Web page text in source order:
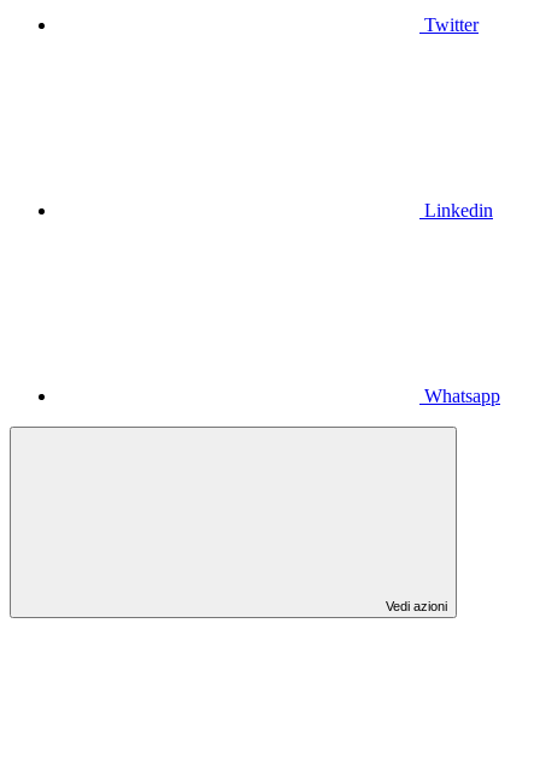
Twitter
Linkedin
Whatsapp
Vedi azioni